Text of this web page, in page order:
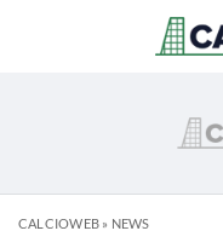
CALCIOWEB» NEWS